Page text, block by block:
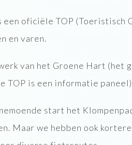
een oficiële TOP (Toeristisch
en varen.
van het Groene Hart (het
TOP is een informatie paneel)
start het
Maar we hebben ook